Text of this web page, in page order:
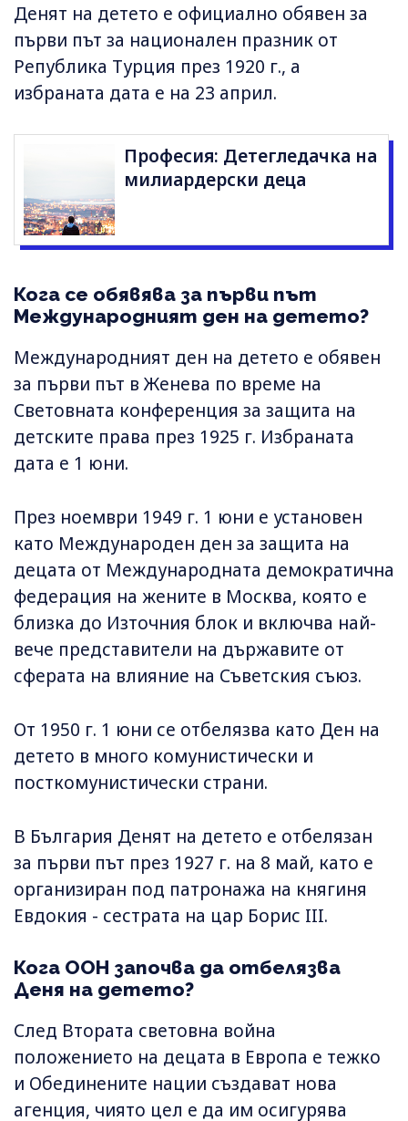
Денят на детето е официално обявен за
първи път за национален празник от
Република Турция през 1920 г., а
избраната дата е на 23 април.
Професия: Детегледачка на
милиардерски деца
Кога се обявява за първи път
Международният ден на детето?
Международният ден на детето е обявен
за първи път в Женева по време на
Световната конференция за защита на
детските права през 1925 г. Избраната
дата е 1 юни.
През ноември 1949 г. 1 юни е установен
като Международен ден за защита на
децата от Международната демократична
федерация на жените в Москва, която е
близка до Източния блок и включва най-
вече представители на държавите от
сферата на влияние на Съветския съюз.
От 1950 г. 1 юни се отбелязва като Ден на
детето в много комунистически и
посткомунистически страни.
В България Денят на детето е отбелязан
за първи път през 1927 г. на 8 май, като е
организиран под патронажа на княгиня
Евдокия - сестрата на цар Борис III.
Кога ООН започва да отбелязва
Деня на детето?
След Втората световна война
положението на децата в Европа е тежко
и Обединените нации създават нова
агенция, чиято цел е да им осигурява